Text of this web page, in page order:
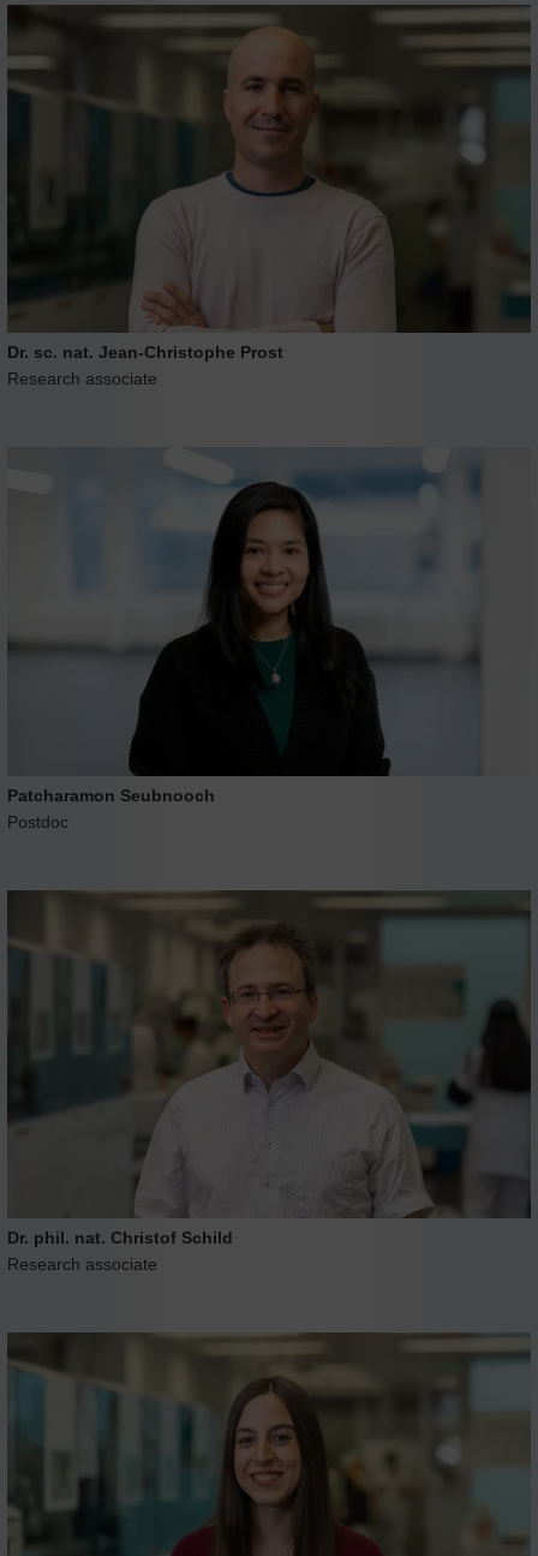
Dr. sc. nat. Jean-Christophe Prost
Research associate
Patcharamon Seubnooch
Postdoc
Dr. phil. nat. Christof Schild
Research associate